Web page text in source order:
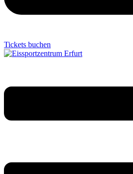
Tickets buchen